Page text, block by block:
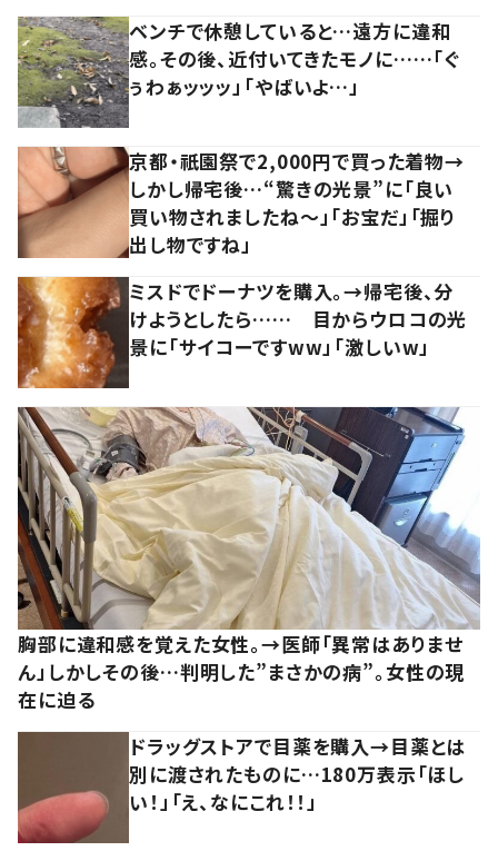
ベンチで休憩していると…遠方に違和
感。その後、近付いてきたモノに……「ぐ
ぅわぁッッッ」「やばいよ…」
京都・祇園祭で2,000円で買った着物→
しかし帰宅後…“驚きの光景”に「良い
買い物されましたね～」「お宝だ」「掘り
出し物ですね」
ミスドでドーナツを購入。→帰宅後、分
けようとしたら…… 目からウロコの光
景に「サイコーですww」「激しいw」
胸部に違和感を覚えた女性。→医師「異常はありませ
ん」しかしその後…判明した”まさかの病”。女性の現
在に迫る
ドラッグストアで目薬を購入→目薬とは
別に渡されたものに…180万表示「ほし
い！」「え、なにこれ！！」